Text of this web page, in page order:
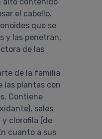
el cabello.
que se
y las penetran,
de las
de la familia
las plantas con
Contiene
sales
y clorofila (de
cuanto a sus